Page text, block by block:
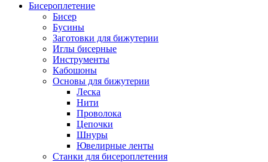
Бисероплетение
Бисер
Бусины
Заготовки для бижутерии
Иглы бисерные
Инструменты
Кабошоны
Основы для бижутерии
Леска
Нити
Проволока
Цепочки
Шнуры
Ювелирные ленты
Станки для бисероплетения